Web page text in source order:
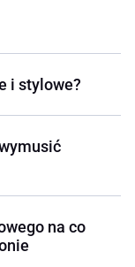
i stylowe?
na co